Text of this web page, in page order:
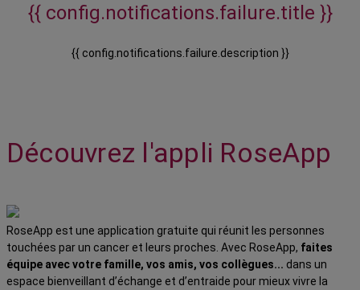
{{ config.notifications.failure.title }}
{{ config.notifications.failure.description }}
Découvrez l'appli RoseApp
RoseApp est une application gratuite qui réunit les personnes
touchées par un cancer et leurs proches. Avec RoseApp, faites
équipe avec votre famille, vos amis, vos collègues... dans un
espace bienveillant d’échange et d’entraide pour mieux vivre la